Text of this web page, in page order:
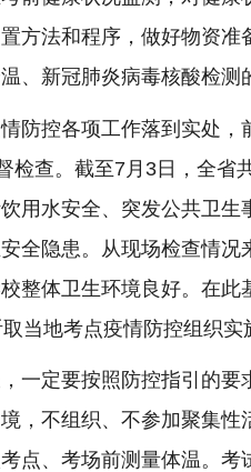
方法和程序，做好物资
、新冠肺炎病毒核酸检测
控各项工作落到实处，
检查。截至7月3日，全
用水安全、突发公共卫
全隐患。从现场检查情
整体卫生环境良好。在
当地考点疫情防控组织实
定要按照防控指引的要
，不组织、不参加聚集
点、考场前测量体温。考